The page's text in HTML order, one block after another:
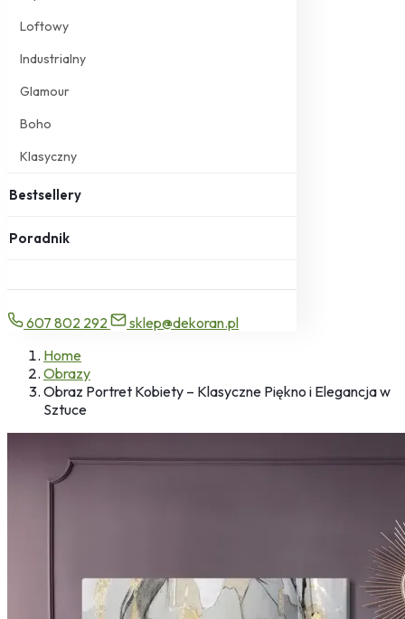
Loftowy
Industrialny
Glamour
Boho
Klasyczny
Bestsellery
Poradnik
607 802 292
sklep@dekoran.pl
Home
Obrazy
Obraz Portret Kobiety – Klasyczne Piękno i Elegancja w
Sztuce